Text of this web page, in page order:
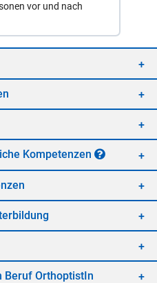
vor und nach
Kom­pe­ten­zen
Be­ruf Or­th­op­tis­tIn